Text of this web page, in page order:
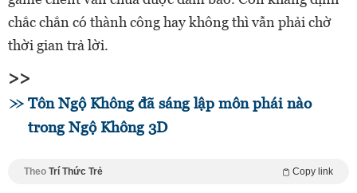
chắc chắn có thành công hay không thì vẫn phải chờ
thời gian trả lời.
>>
Tôn Ngộ Không đã sáng lập môn phái nào
trong Ngộ Không 3D
Theo Trí Thức Trẻ Copy link